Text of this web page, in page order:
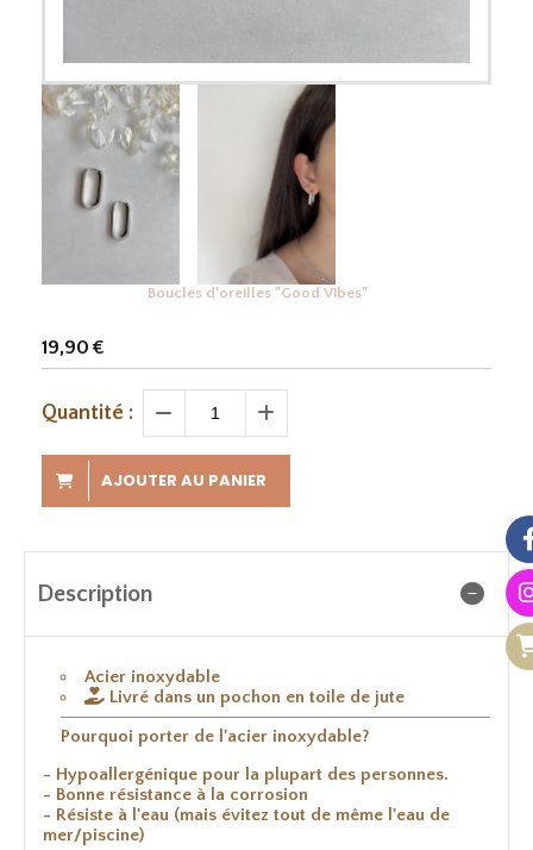
Boucles d'oreilles "Good Vibes"
19,90 €
Quantité :
AJOUTER AU PANIER
Description
Acier inoxydable
 Livré dans un pochon en toile de jute
Pourquoi porter de l'acier inoxydable?
- Hypoallergénique pour la plupart des personnes.
- Bonne résistance à la corrosion
- Résiste à l'eau (mais évitez tout de même l'eau de
mer/piscine)